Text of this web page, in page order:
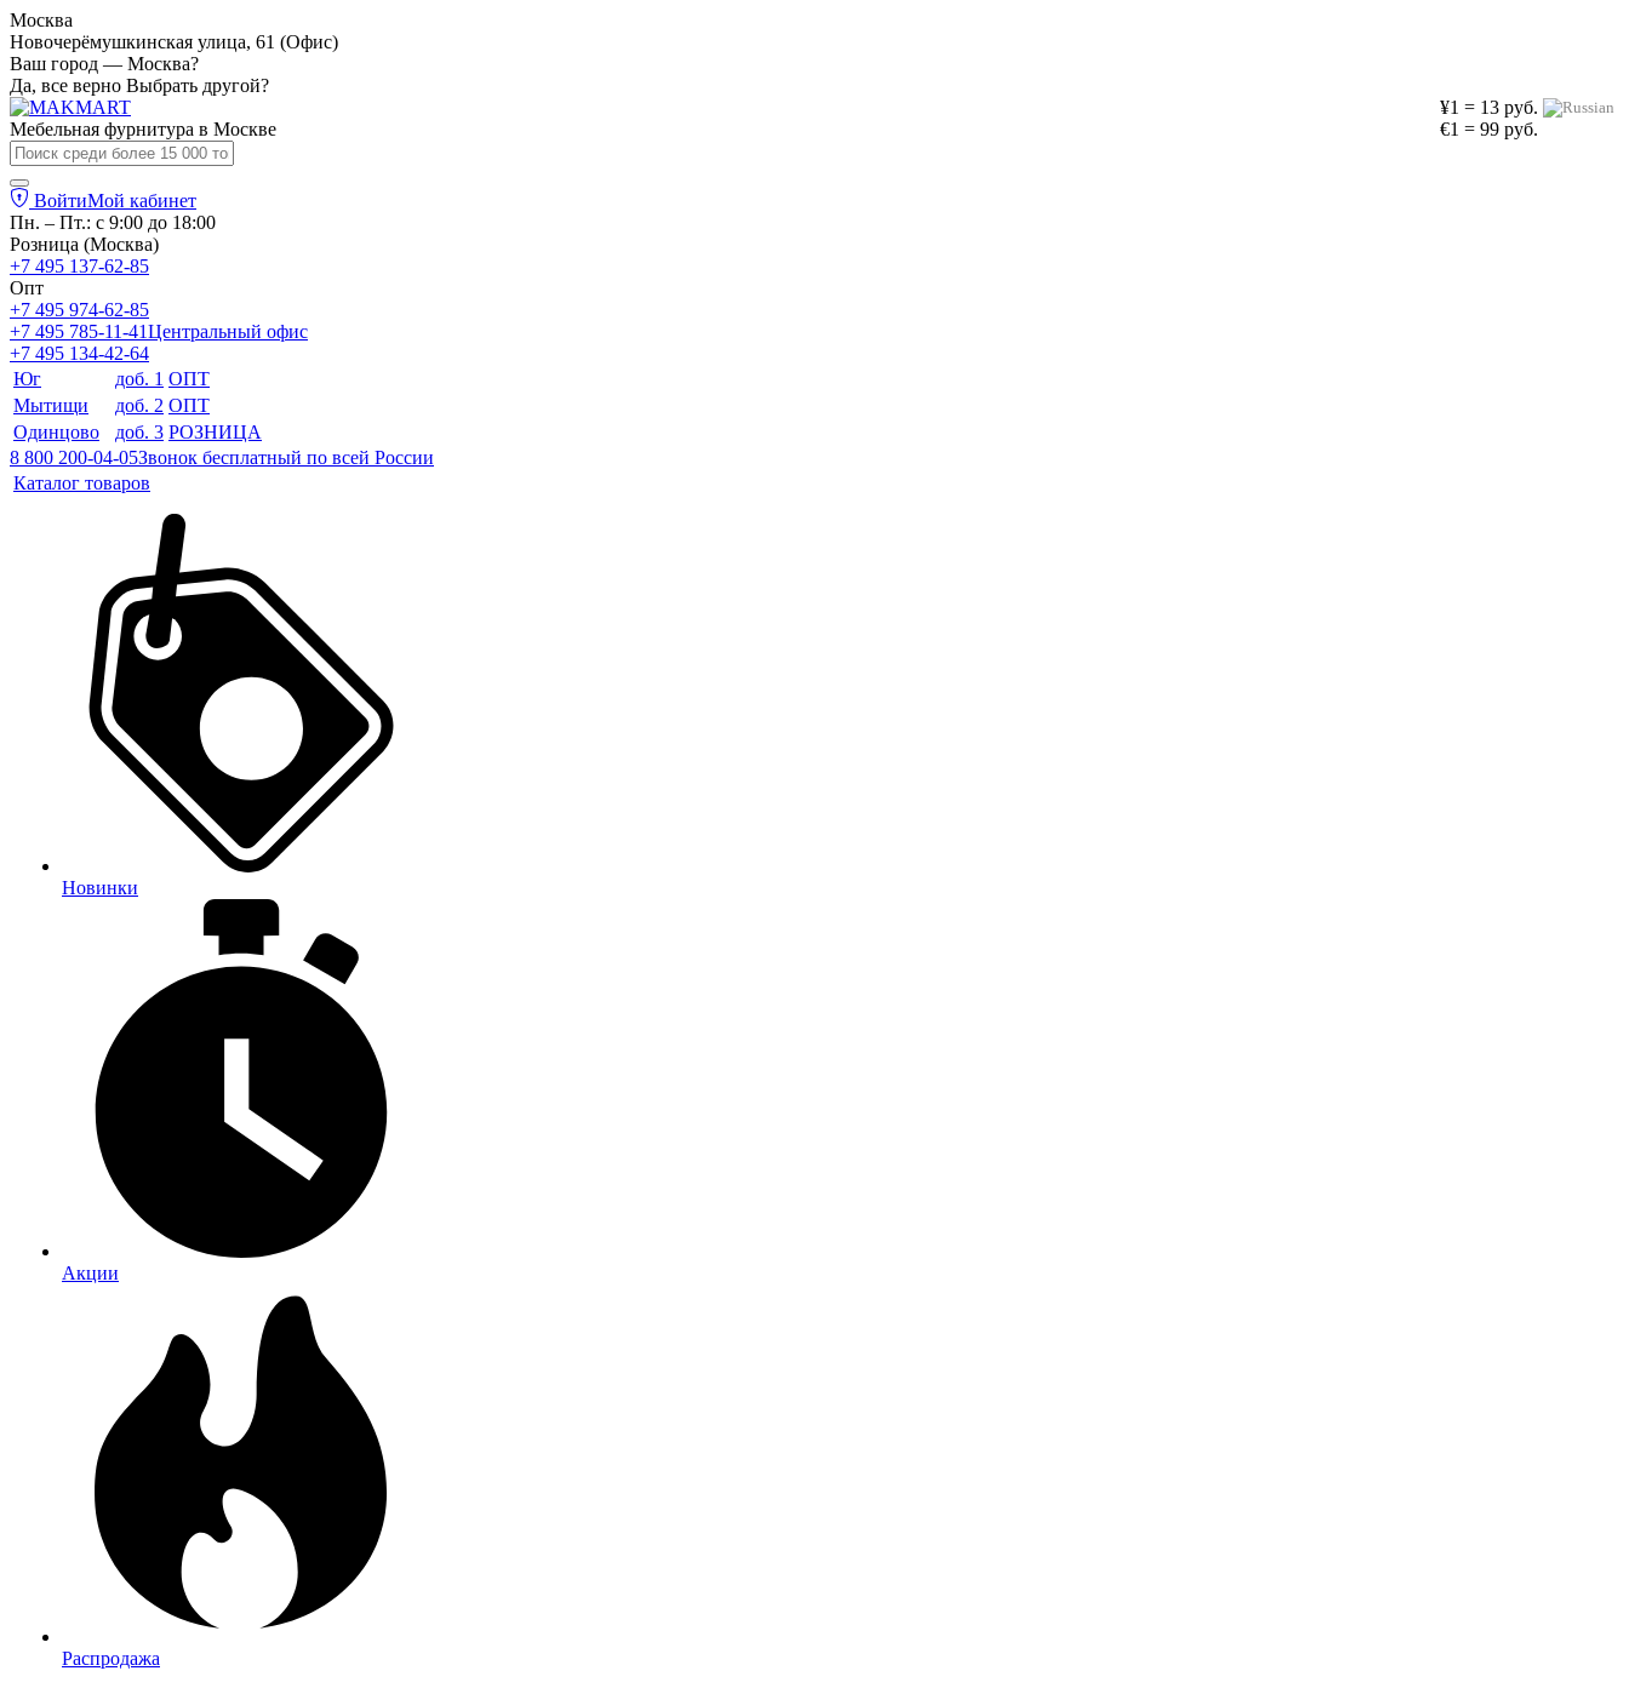
Москва
Новочерёмушкинская улица, 61 (Офис)
Ваш город — Москва?
Да, все верно Выбрать другой?
¥1 = 13 руб.
€1 = 99 руб.
Мебельная фурнитура в Москве
ВойтиМой кабинет
Пн. – Пт.: с 9:00 до 18:00
Розница (Москва)
+7 495 137-62-85
Опт
+7 495 974-62-85
+7 495 785-11-41Центральный офис
+7 495 134-42-64
Юг
доб. 1 ОПТ
Мытищи
доб. 2 ОПТ
Одинцово
доб. 3 РОЗНИЦА
8 800 200-04-05Звонок бесплатный по всей России
Каталог товаров
Новинки
Акции
Распродажа